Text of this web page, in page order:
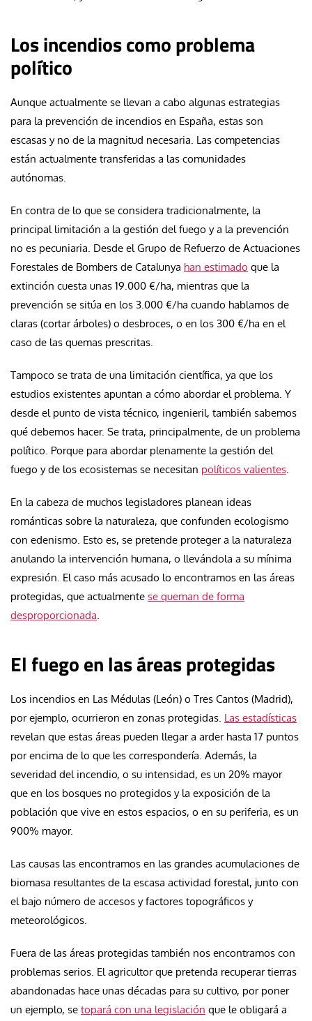
Los incendios como problema
político
Aunque actualmente se llevan a cabo algunas estrategias
para la prevención de incendios en España, estas son
escasas y no de la magnitud necesaria. Las competencias
están actualmente transferidas a las comunidades
autónomas.
En contra de lo que se considera tradicionalmente, la
principal limitación a la gestión del fuego y a la prevención
no es pecuniaria. Desde el Grupo de Refuerzo de Actuaciones
Forestales de Bombers de Catalunya han estimado que la
extinción cuesta unas 19.000 €/ha, mientras que la
prevención se sitúa en los 3.000 €/ha cuando hablamos de
claras (cortar árboles) o desbroces, o en los 300 €/ha en el
caso de las quemas prescritas.
Tampoco se trata de una limitación científica, ya que los
estudios existentes apuntan a cómo abordar el problema. Y
desde el punto de vista técnico, ingenieril, también sabemos
qué debemos hacer. Se trata, principalmente, de un problema
político. Porque para abordar plenamente la gestión del
fuego y de los ecosistemas se necesitan políticos valientes.
En la cabeza de muchos legisladores planean ideas
románticas sobre la naturaleza, que confunden ecologismo
con edenismo. Esto es, se pretende proteger a la naturaleza
anulando la intervención humana, o llevándola a su mínima
expresión. El caso más acusado lo encontramos en las áreas
protegidas, que actualmente se queman de forma
desproporcionada.
El fuego en las áreas protegidas
Los incendios en Las Médulas (León) o Tres Cantos (Madrid),
por ejemplo, ocurrieron en zonas protegidas. Las estadísticas
revelan que estas áreas pueden llegar a arder hasta 17 puntos
por encima de lo que les correspondería. Además, la
severidad del incendio, o su intensidad, es un 20% mayor
que en los bosques no protegidos y la exposición de la
población que vive en estos espacios, o en su periferia, es un
900% mayor.
Las causas las encontramos en las grandes acumulaciones de
biomasa resultantes de la escasa actividad forestal, junto con
el bajo número de accesos y factores topográficos y
meteorológicos.
Fuera de las áreas protegidas también nos encontramos con
problemas serios. El agricultor que pretenda recuperar tierras
abandonadas hace unas décadas para su cultivo, por poner
un ejemplo, se topará con una legislación que le obligará a